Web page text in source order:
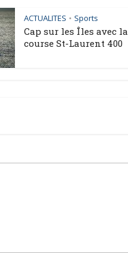
ACTUALITES • Sports
Cap sur les Îles avec la
course St-Laurent 400